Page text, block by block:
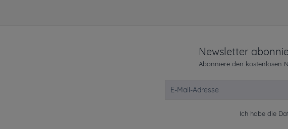
Newsletter
Abonniere den kostenlosen
Ich habe die